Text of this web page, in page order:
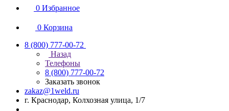
0 Избранное
0 Корзина
8 (800) 777-00-72
Назад
Телефоны
8 (800) 777-00-72
Заказать звонок
zakaz@1weld.ru
г. Краснодар, Колхозная улица, 1/7